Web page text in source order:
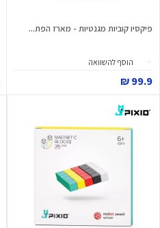
פיקסיו קוביות מגנטיות - מארז הפת...
הוסף להשוואה
99.9 ₪